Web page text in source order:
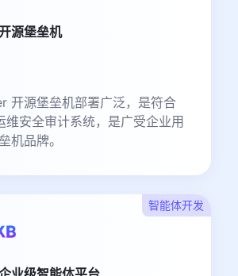
源堡垒机
开源堡垒机部署广泛，是符合
维安全审计系统，是广受企业用
机品牌。
智能体开发